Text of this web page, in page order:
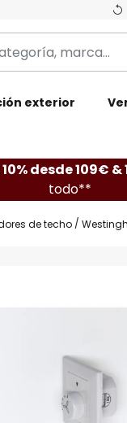
exterior
10% desde 109€
todo**
de techo